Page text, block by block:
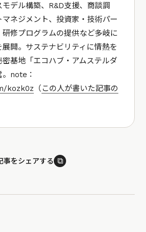
デル構築、R&D支援、商談調
ネジメント、投資家・技術パー
研修プログラムの提供など多岐に
開。サステナビリティに情熱を
基地「エコハブ・アムステルダ
note：
kozk0z （この人が書いた記事の
事をシェアする ⧉